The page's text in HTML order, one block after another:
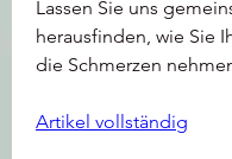
Lassen Sie uns
herausfinden, wie Sie
die Schmerzen
Artikel vollständig